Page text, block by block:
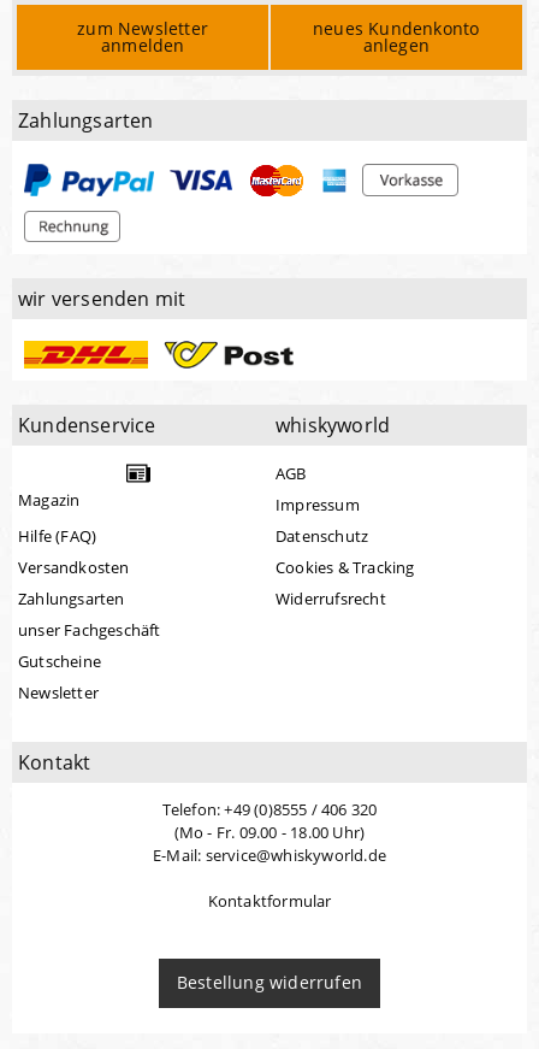
zum Newsletter
anmelden
neues Kundenkonto
anlegen
Zahlungsarten
wir versenden mit
Kundenservice
Magazin
Hilfe (FAQ)
Versandkosten
Zahlungsarten
unser Fachgeschäft
Gutscheine
Newsletter
whiskyworld
AGB
Impressum
Datenschutz
Cookies & Tracking
Widerrufsrecht
Kontakt
Telefon: +49 (0)8555 / 406 320
(Mo - Fr. 09.00 - 18.00 Uhr)
E-Mail: service@whiskyworld.de
Kontaktformular
Bestellung widerrufen